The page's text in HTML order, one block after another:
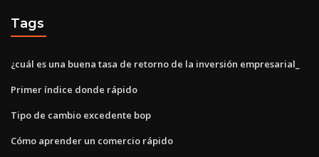
Tags
¿cuál es una buena tasa de retorno de la inversión empresarial_
Primer índice donde rápido
Tipo de cambio excedente bop
Cómo aprender un comercio rápido